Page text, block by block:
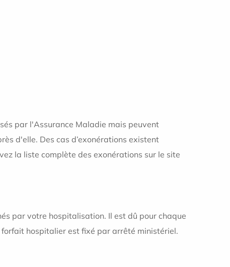
par l'Assurance Maladie mais peuvent
d'elle. Des cas d’exonérations existent
la liste complète des exonérations sur le site
par votre hospitalisation. Il est dû pour chaque
hospitalier est fixé par arrêté ministériel.